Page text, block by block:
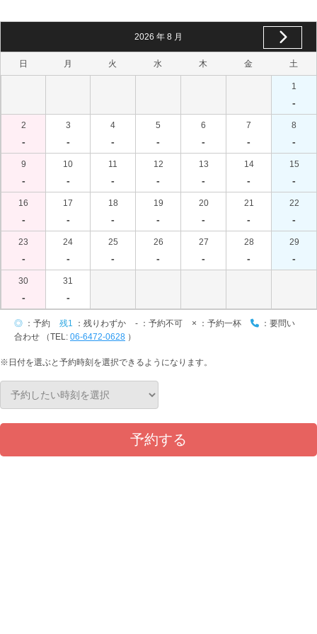
2026 年 8 月
日 月 火 水 木 金 土
1
-
2
-
3
-
4
-
5
-
6
-
7
-
8
-
9
-
10
-
11
-
12
-
13
-
14
-
15
-
16
-
17
-
18
-
19
-
20
-
21
-
22
-
23
-
24
-
25
-
26
-
27
-
28
-
29
-
30
-
31
-
◎ ：予約 残1 ：残りわずか - ：予約不可 × ：予約一杯
：要問い
合わせ （TEL: 06-6472-0628 ）
※日付を選ぶと予約時刻を選択できるようになります。
予約する